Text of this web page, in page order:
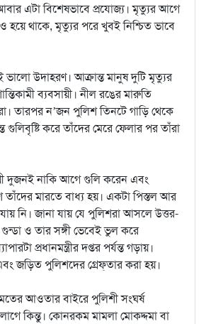
এটা বিশেষভাবে প্রযোজ্য। মৃত্যুর আগে
হয়ে থাকে, মৃত্যুর পরে খুবই নিশ্চিত ভাবে
ভালো উদাহরণ। আক্রান্ত মানুষ দুটি মৃত্যুর
ব্যবসায়ী। নীল রঙের মারুতি
তারপর ন’জন পুলিশ তিনটে গাড়ি থেকে
গুলিবৃষ্টি করে তাঁদের মেরে ফেলার পর তাঁরা
দুজনই নাকি আগে গুলি করেন এবং
তাঁদের মারতে বাধ্য হয়। একটা পিস্তল আর
নি। জানা যায় যে পুলিশরা আসলে উত্তর-
ও তার সঙ্গী ভেবেই ভুল করে
প্রধানমন্ত্রীর দপ্তর পর্যন্ত গড়ায়।
জড়িত পুলিশদের গ্রেফ্‌তার করা হয়।
আওতার বাইরে পুলিশী সংঘর্ষ
কিন্তু। কোনরকম মামলা মোকদ্দমা বা